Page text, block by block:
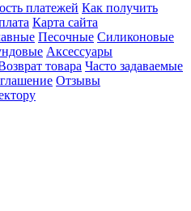
платежей Как получить
Карта сайта
Песочные Силиконовые
Аксессуары
товара Часто задаваемые
Отзывы